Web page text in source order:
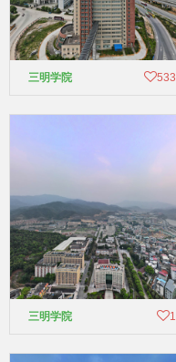
三明学院 533
三明学院 1